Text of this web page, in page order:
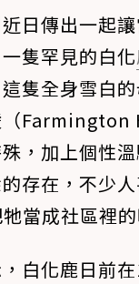
日傳出一起
隻罕見的白化
隻全身雪白
Farmington
，加上個性
存在，不少
牠當成社區裡
白化鹿日前